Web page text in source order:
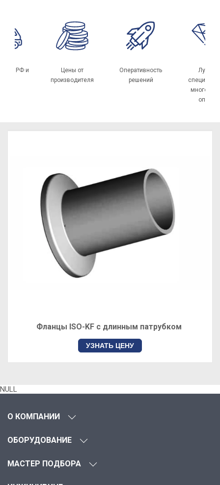
Оперативность
решений
Цены от
производителя
по РФ и
Фланцы ISO-KF с длинным патрубком
УЗНАТЬ ЦЕНУ
NULL
О КОМПАНИИ
ОБОРУДОВАНИЕ
МАСТЕР ПОДБОРА